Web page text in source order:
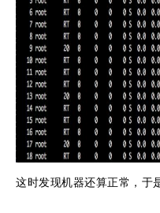
这时发现机器还算正常，于